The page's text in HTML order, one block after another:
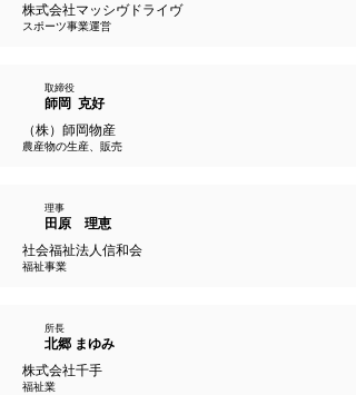
株式会社マッシヴドライヴ
スポーツ事業運営
取締役
師岡 克好
（株）師岡物産
農産物の生産、販売
理事
田原 理恵
社会福祉法人信和会
福祉事業
所長
北郷 まゆみ
株式会社千手
福祉業